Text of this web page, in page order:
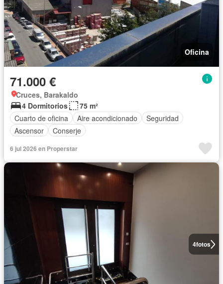
Oficina
71.000 €
Cruces, Barakaldo
4 Dormitorios
75 m²
Cuarto de oficina
Aire acondicionado
Seguridad
Ascensor
Conserje
6 jul 2026 en Properstar
4fotos